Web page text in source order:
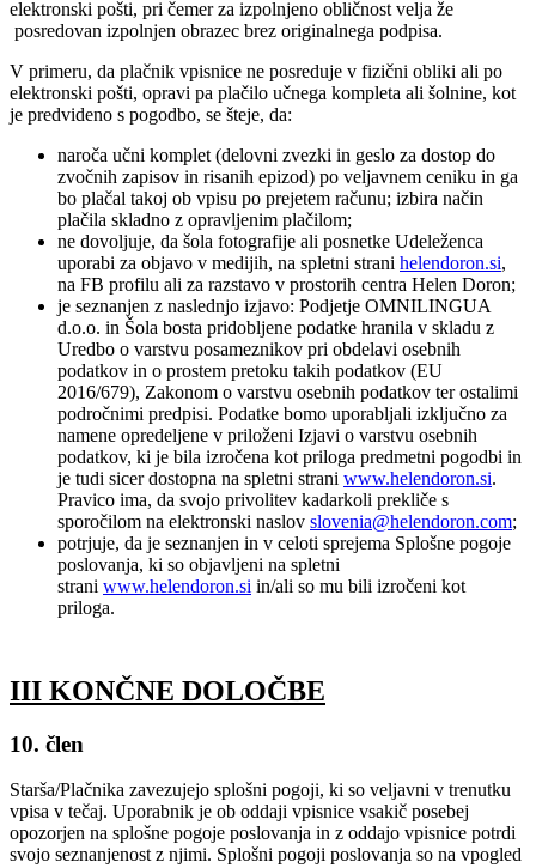
elektronski pošti, pri čemer za izpolnjeno obličnost velja že
posredovan izpolnjen obrazec brez originalnega podpisa.
V primeru, da plačnik vpisnice ne posreduje v fizični obliki ali po
elektronski pošti, opravi pa plačilo učnega kompleta ali šolnine, kot
je predvideno s pogodbo, se šteje, da:
naroča učni komplet (delovni zvezki in geslo za dostop do
zvočnih zapisov in risanih epizod) po veljavnem ceniku in ga
bo plačal takoj ob vpisu po prejetem računu; izbira način
plačila skladno z opravljenim plačilom;
ne dovoljuje, da šola fotografije ali posnetke Udeleženca
uporabi za objavo v medijih, na spletni strani helendoron.si,
na FB profilu ali za razstavo v prostorih centra Helen Doron;
je seznanjen z naslednjo izjavo: Podjetje OMNILINGUA
d.o.o. in Šola bosta pridobljene podatke hranila v skladu z
Uredbo o varstvu posameznikov pri obdelavi osebnih
podatkov in o prostem pretoku takih podatkov (EU
2016/679), Zakonom o varstvu osebnih podatkov ter ostalimi
področnimi predpisi. Podatke bomo uporabljali izključno za
namene opredeljene v priloženi Izjavi o varstvu osebnih
podatkov, ki je bila izročena kot priloga predmetni pogodbi in
je tudi sicer dostopna na spletni strani www.helendoron.si.
Pravico ima, da svojo privolitev kadarkoli prekliče s
sporočilom na elektronski naslov slovenia@helendoron.com;
potrjuje, da je seznanjen in v celoti sprejema Splošne pogoje
poslovanja, ki so objavljeni na spletni
strani www.helendoron.si in/ali so mu bili izročeni kot
priloga.
III KONČNE DOLOČBE
10. člen
Starša/Plačnika zavezujejo splošni pogoji, ki so veljavni v trenutku
vpisa v tečaj. Uporabnik je ob oddaji vpisnice vsakič posebej
opozorjen na splošne pogoje poslovanja in z oddajo vpisnice potrdi
svojo seznanjenost z njimi. Splošni pogoji poslovanja so na vpogled